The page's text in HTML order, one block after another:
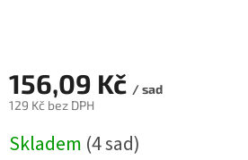
156,09 Kč / sad
129 Kč bez DPH
cena:
Skladem (4 sad)